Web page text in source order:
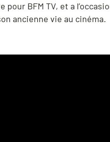
BFM TV, et a
ancienne vie au cinéma.